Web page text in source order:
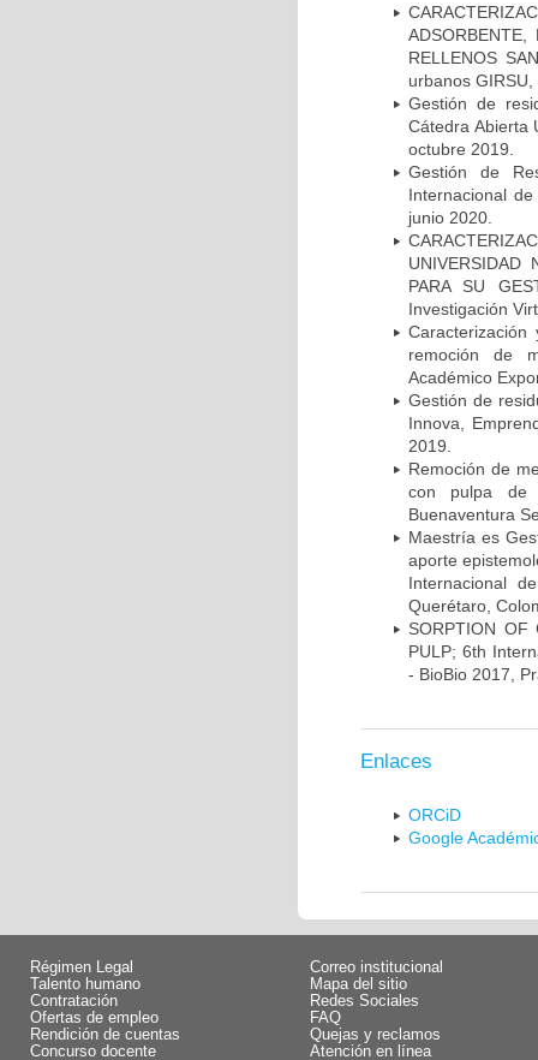
RELLENOS
urbanos
Gestión de
Cátedra Abierta
octubre 2019.
Gestión de
Internacional
junio 2020.
UNIVERSIDAD
PARA SU
Investigación
remoción de
Académico
Gestión de
Innova,
2019.
Remoción de
con pulpa de
Buenaventura
Maestría es
aporte
Internacional
Querétaro,
SORPTION OF
PULP; 6th
- BioBio 2017,
Enlaces
ORCiD
Google
Régimen Legal
Talento humano
Contratación
Ofertas de empleo
Rendición de cuentas
Concurso docente
Correo institucional
Mapa del sitio
Redes Sociales
FAQ
Quejas y reclamos
Atención en línea